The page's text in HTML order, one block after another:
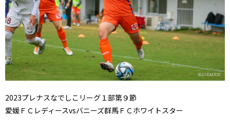
2023プレナスなでしこリーグ１部第９節
愛媛ＦＣレディースvsバニーズ群馬ＦＣホワイトスター